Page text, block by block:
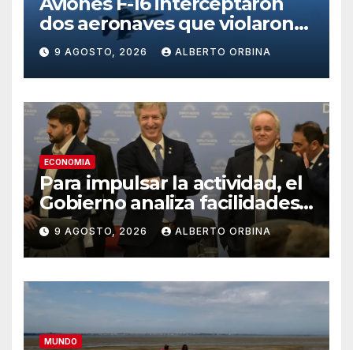
dos aeronaves que violaron
el espacio aéreo del club
donde estaba Donald Trump
9 AGOSTO, 2026 ALBERTO ORBINA
ECONOMIA
Para impulsar la actividad, el
Gobierno analiza facilidades
para que los bancos puedan
prestar dólares
9 AGOSTO, 2026 ALBERTO ORBINA
MUNDO